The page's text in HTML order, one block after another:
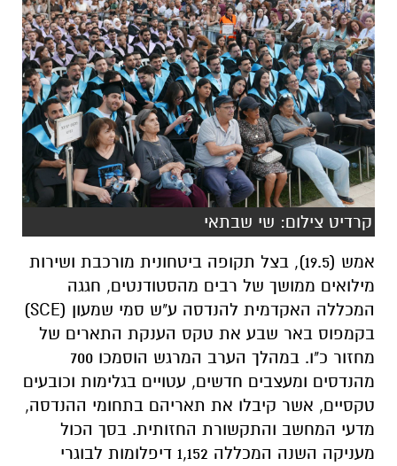
קרדיט צילום: שי שבתאי
אמש (19.5), בצל תקופה ביטחונית מורכבת ושירות
מילואים ממושך של רבים מהסטודנטים, חגגה
המכללה האקדמית להנדסה ע"ש סמי שמעון (SCE)
בקמפוס באר שבע את טקס הענקת התארים של
מחזור כ"ו. במהלך הערב המרגש הוסמכו 700
מהנדסים ומעצבים חדשים, עטויים בגלימות וכובעים
טקסיים, אשר קיבלו את תאריהם בתחומי ההנדסה,
מדעי המחשב והתקשורת החזותית. בסך הכול
מעניקה השנה המכללה 1,152 דיפלומות לבוגרי